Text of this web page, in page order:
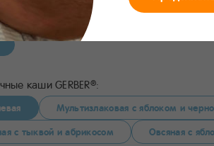
Приготовление Поделиться В
каши GERBER®:
Мультизлаковая с яблоком и
с тыквой и абрикосом
Овсяная с